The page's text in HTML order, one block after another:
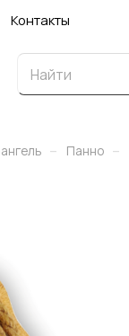
Контакты
– Панно –